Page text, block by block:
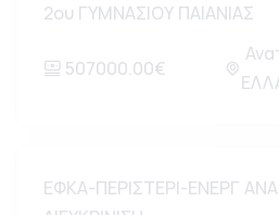
2ου ΓΥΜΝΑΣΙΟΥ ΠΑΙΑΝΙΑΣ
507000.00€
ΕΦΚΑ-ΠΕΡΙΣΤΕΡΙ-ΕΝΕΡΓ